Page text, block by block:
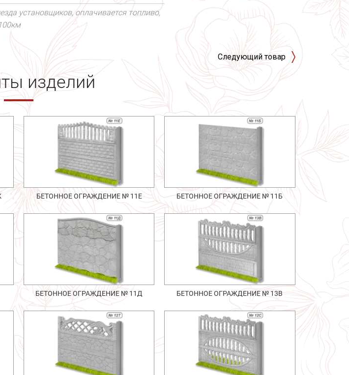
установщиков, оплачивается топливо,
Следующий товар
изделий
БЕТОННОЕ ОГРАЖДЕНИЕ № 11Е БЕТОННОЕ ОГРАЖДЕНИЕ № 11Б
БЕТОННОЕ ОГРАЖДЕНИЕ № 11Д БЕТОННОЕ ОГРАЖДЕНИЕ № 13В